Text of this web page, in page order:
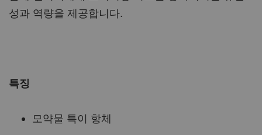
성과 역량을 제공합니다.
특징
모약물 특이 항체